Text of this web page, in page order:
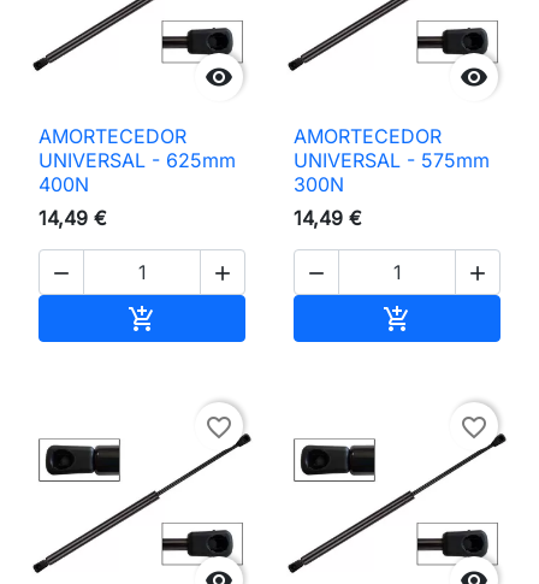

AMORTECEDOR
UNIVERSAL - 625mm
400N
14,49 €
 


AMORTECEDOR
UNIVERSAL - 575mm
300N
14,49 €
 

favorite_border favorite_border